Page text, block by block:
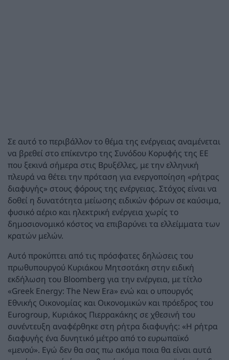
Σε αυτό το περιβάλλον το θέμα της ενέργειας αναμένεται
να βρεθεί στο επίκεντρο της Συνόδου Κορυφής της ΕΕ
που ξεκινά σήμερα στις Βρυξέλλες, με την ελληνική
πλευρά να θέτει την πρόταση για ενεργοποίηση «ρήτρας
διαφυγής» στους φόρους της ενέργειας. Στόχος είναι να
δοθεί η δυνατότητα μείωσης ειδικών φόρων σε καύσιμα,
φυσικό αέριο και ηλεκτρική ενέργεια χωρίς το
δημοσιονομικό κόστος να επιβαρύνει τα ελλείμματα των
κρατών μελών.
Αυτό προκύπτει από τις πρόσφατες δηλώσεις του
πρωθυπουργού Κυριάκου Μητσοτάκη στην ειδική
εκδήλωση του Bloomberg για την ενέργεια, με τίτλο
«Greek Energy: The New Era» ενώ και ο υπουργός
Εθνικής Οικονομίας και Οικονομικών και πρόεδρος του
Eurogroup, Κυριάκος Πιερρακάκης σε χθεσινή του
συνέντευξη αναφέρθηκε στη ρήτρα διαφυγής: «Η ρήτρα
διαφυγής ένα δυνητικό μέτρο από το ευρωπαϊκό
«μενού». Εγώ δεν θα σας πω ακόμα ποια θα είναι αυτά